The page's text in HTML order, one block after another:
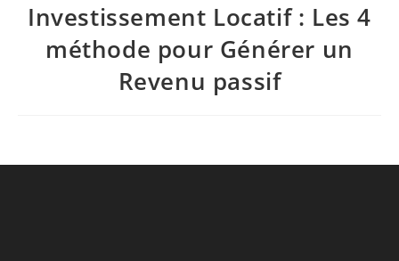
Investissement Locatif : Les 4
méthode pour Générer un
Revenu passif